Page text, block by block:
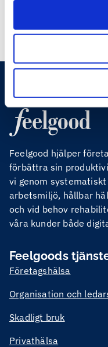
Feelgood hjälper
förbättra sin
vi genom
arbetsmiljö, hållbar
och vid behov
våra kunder både
Feelgoods
Företagshälsa
Organisation och
Skadligt bruk
Privathälsa